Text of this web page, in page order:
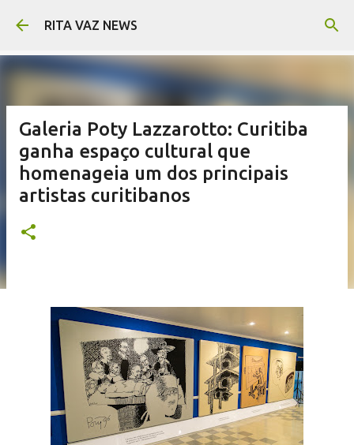
Pular para o conteúdo principal
RITA VAZ NEWS
Galeria Poty Lazzarotto: Curitiba
ganha espaço cultural que
homenageia um dos principais
artistas curitibanos